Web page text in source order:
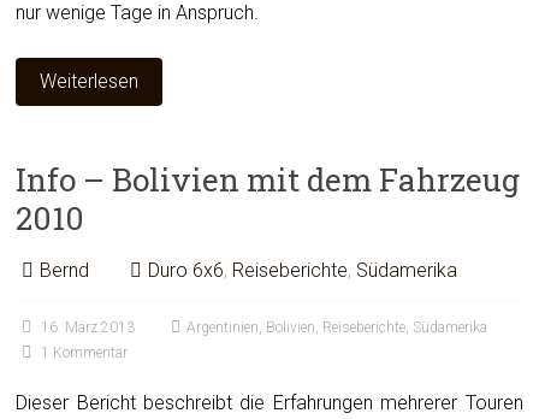
nur wenige Tage in Anspruch.
Weiterlesen
Info – Bolivien mit dem Fahrzeug
2010
Bernd Duro 6x6, Reiseberichte, Südamerika
16. März 2013 Argentinien, Bolivien, Reiseberichte, Südamerika
1 Kommentar
Dieser Bericht beschreibt die Erfahrungen mehrerer Touren